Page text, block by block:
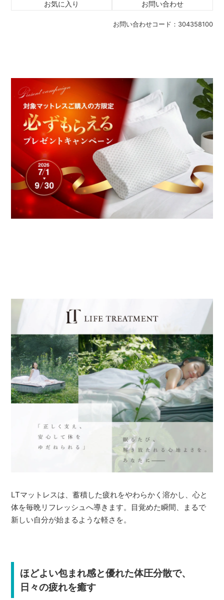
お問い合わせコード： 304358100
お気に入り お問い合わせ
LTマットレスは、蓄積した疲れをやわらかく溶かし、心と
体を毎晩リフレッシュへ導きます。目覚めた瞬間、まるで
新しい自分が始まるような軽さを。
ほどよい包まれ感と優れた体圧分散で、
日々の疲れを癒す